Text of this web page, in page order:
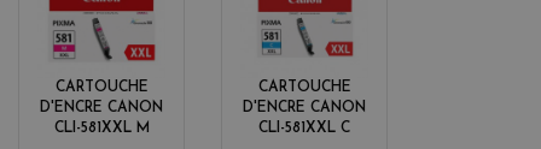
CARTOUCHE
D'ENCRE CANON
CLI-581XXL M
a
e
n
t
a
CARTOUCHE
D'ENCRE CANON
CLI-581XXL C
n